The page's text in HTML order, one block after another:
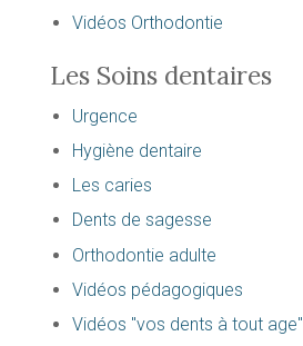
Vidéos Orthodontie
Les Soins dentaires
Urgence
Hygiène dentaire
Les caries
Dents de sagesse
Orthodontie adulte
Vidéos pédagogiques
Vidéos "vos dents à tout age"